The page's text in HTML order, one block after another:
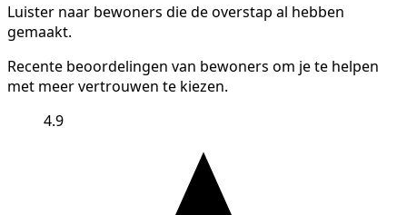
Luister naar bewoners die de overstap al hebben
gemaakt.
Recente beoordelingen van bewoners om je te helpen
met meer vertrouwen te kiezen.
4.9